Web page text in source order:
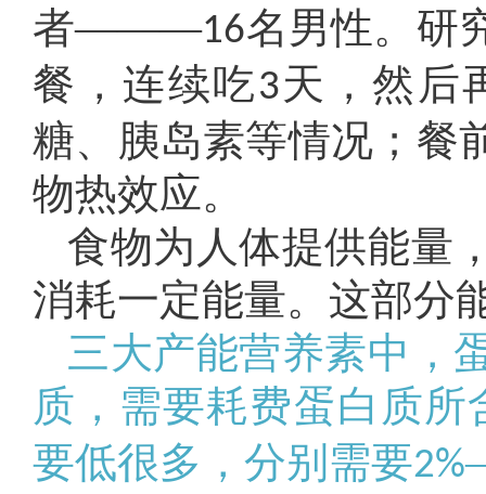
者———16名男性。研
餐，连续吃3天，然后
糖、胰岛素等情况；餐
物热效应。
食物为人体提供能量
消耗一定能量。这部分
三大产能营养素中，
质，需要耗费蛋白质
要低很多，分别需要2%